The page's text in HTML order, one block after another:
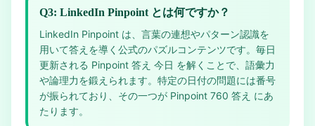
Q3: LinkedIn Pinpoint とは何ですか？
LinkedIn Pinpoint は、言葉の連想やパターン認識を
用いて答えを導く公式のパズルコンテンツです。毎日
更新される Pinpoint 答え 今日 を解くことで、語彙力
や論理力を鍛えられます。特定の日付の問題には番号
が振られており、その一つが Pinpoint 760 答え にあ
たります。